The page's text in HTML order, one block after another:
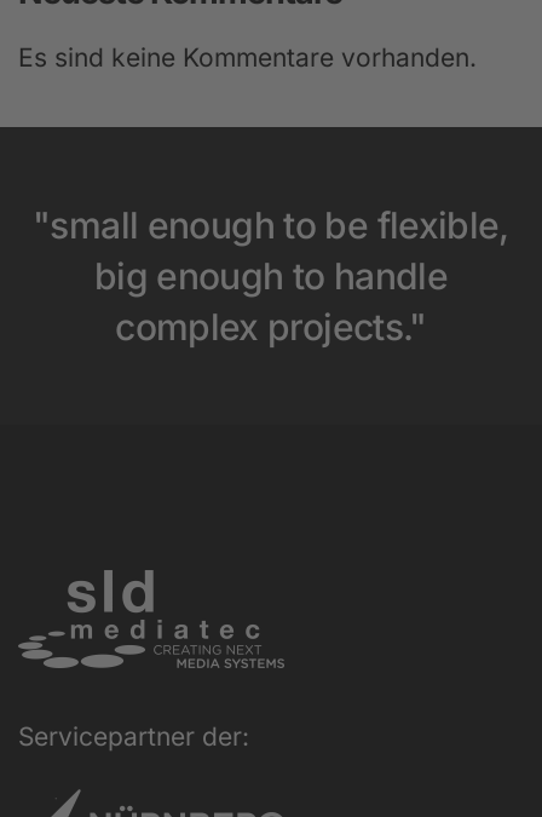
Es sind keine Kommentare vorhanden.
"small enough to be flexible,
big enough to handle
complex projects."
Servicepartner der: